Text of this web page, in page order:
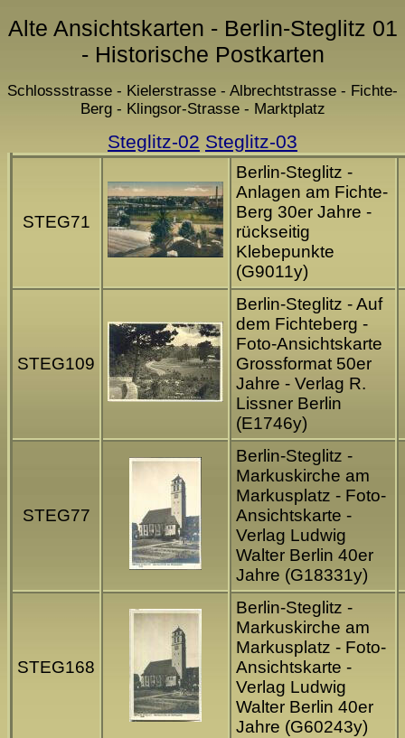
Alte Ansichtskarten - Berlin-Steglitz 01
- Historische Postkarten
Schlossstrasse - Kielerstrasse - Albrechtstrasse - Fichte-
Berg - Klingsor-Strasse - Marktplatz
Steglitz-02 Steglitz-03
STEG71
Berlin-Steglitz -
Anlagen am Fichte-
Berg 30er Jahre -
rückseitig
Klebepunkte
(G9011y)
STEG109
Berlin-Steglitz - Auf
dem Fichteberg -
Foto-Ansichtskarte
Grossformat 50er
Jahre - Verlag R.
Lissner Berlin
(E1746y)
STEG77
Berlin-Steglitz -
Markuskirche am
Markusplatz - Foto-
Ansichtskarte -
Verlag Ludwig
Walter Berlin 40er
Jahre (G18331y)
STEG168
Berlin-Steglitz -
Markuskirche am
Markusplatz - Foto-
Ansichtskarte -
Verlag Ludwig
Walter Berlin 40er
Jahre (G60243y)